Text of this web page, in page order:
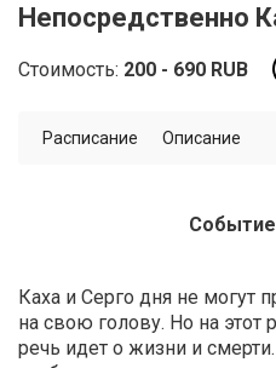
Непосредственно
Стоимость: 200 690 RUB
Расписание Описание
Каха и Серго дня не могут
на свою голову. Но на этот
речь идет о жизни и